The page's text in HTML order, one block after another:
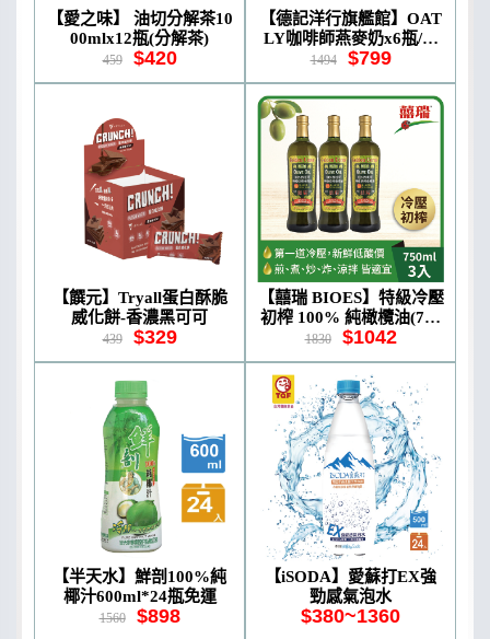
【愛之味】 油切分解茶10
00mlx12瓶(分解茶)
459 $420
【德記洋行旗艦館】OAT
LY咖啡師燕麥奶x6瓶/箱
(1000ml/瓶)
1494 $799
【饌元】Tryall蛋白酥脆
威化餅-香濃黑可可
439 $329
【囍瑞 BIOES】特級冷壓
初榨 100% 純橄欖油(750
ml)*3瓶
1830 $1042
【半天水】鮮剖100%純
椰汁600ml*24瓶免運
1560 $898
【iSODA】愛蘇打EX強
勁感氣泡水
$380~1360